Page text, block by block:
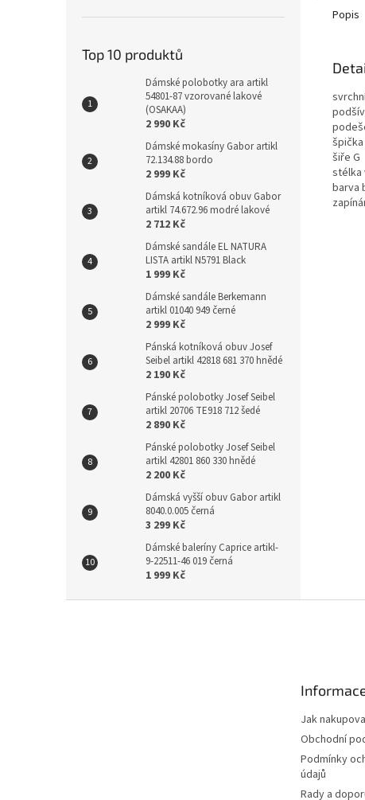
Top 10 produktů
Dámské polobotky ara artikl
54801-87 vzorované lakové
(OSAKAA)
2 990 Kč
Dámské mokasíny Gabor artikl
72.134.88 bordo
2 999 Kč
Dámská kotníková obuv Gabor
artikl 74.672.96 modré lakové
2 712 Kč
Dámské sandále EL NATURA
LISTA artikl N5791 Black
1 999 Kč
Dámské sandále Berkemann
artikl 01040 949 černé
2 999 Kč
Pánská kotníková obuv Josef
Seibel artikl 42818 681 370 hnědé
2 190 Kč
Pánské polobotky Josef Seibel
artikl 20706 TE918 712 šedé
2 890 Kč
Pánské polobotky Josef Seibel
artikl 42801 860 330 hnědé
2 200 Kč
Dámská vyšší obuv Gabor artikl
8040.0.005 černá
3 299 Kč
Dámské baleríny Caprice artikl-
9-22511-46 019 černá
1 999 Kč
Popis
šiře G
stélka
barva
Jak
Obchodní
Podmínky
údajů
Rady a